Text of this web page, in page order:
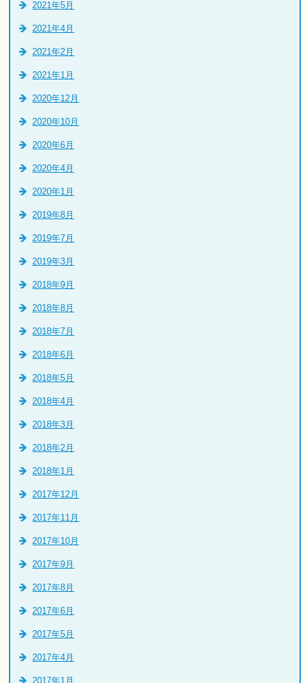
2021年5月
2021年4月
2021年2月
2021年1月
2020年12月
2020年10月
2020年6月
2020年4月
2020年1月
2019年8月
2019年7月
2019年3月
2018年9月
2018年8月
2018年7月
2018年6月
2018年5月
2018年4月
2018年3月
2018年2月
2018年1月
2017年12月
2017年11月
2017年10月
2017年9月
2017年8月
2017年6月
2017年5月
2017年4月
2017年1月